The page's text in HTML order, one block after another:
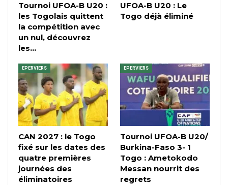
Tournoi UFOA-B U20 :
les Togolais quittent
la compétition avec
un nul, découvrez
les…
UFOA-B U20 : Le
Togo déjà éliminé
EPERVIERS
CAN 2027 : le Togo
fixé sur les dates des
quatre premières
journées des
éliminatoires
EPERVIERS
Tournoi UFOA-B U20/
Burkina-Faso 3- 1
Togo : Ametokodo
Messan nourrit des
regrets